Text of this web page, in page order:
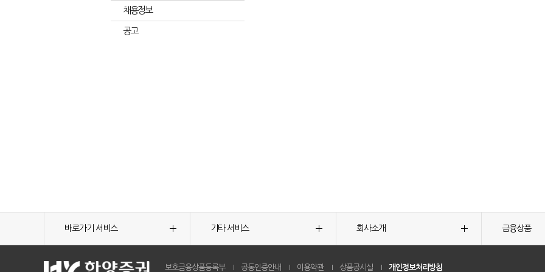
채용정보
공고
바로가기 서비스 기타 서비스 회사소개 금융상품
보호금융상품등록부 공동인증안내 이용약관 상품공시실 개인정보처리방침